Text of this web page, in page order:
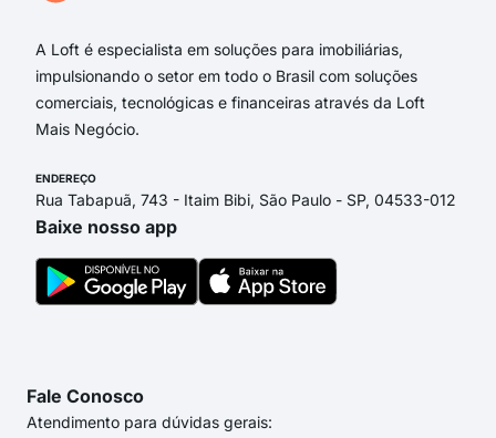
A Loft é especialista em soluções para imobiliárias,
impulsionando o setor em todo o Brasil com soluções
comerciais, tecnológicas e financeiras através da Loft
Mais Negócio.
ENDEREÇO
Rua Tabapuã, 743 - Itaim Bibi, São Paulo - SP, 04533-012
Baixe nosso app
Fale Conosco
Atendimento para dúvidas gerais: